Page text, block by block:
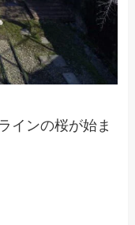
インの桜が始ま